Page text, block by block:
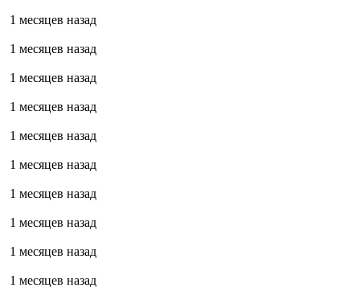
1 месяцев назад
1 месяцев назад
1 месяцев назад
1 месяцев назад
1 месяцев назад
1 месяцев назад
1 месяцев назад
1 месяцев назад
1 месяцев назад
1 месяцев назад